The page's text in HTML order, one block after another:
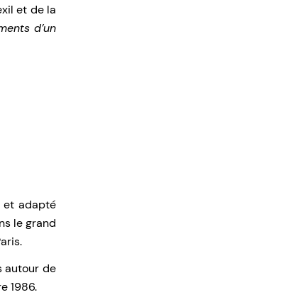
et de la
d’un
et adapté
le grand
autour de
1986.